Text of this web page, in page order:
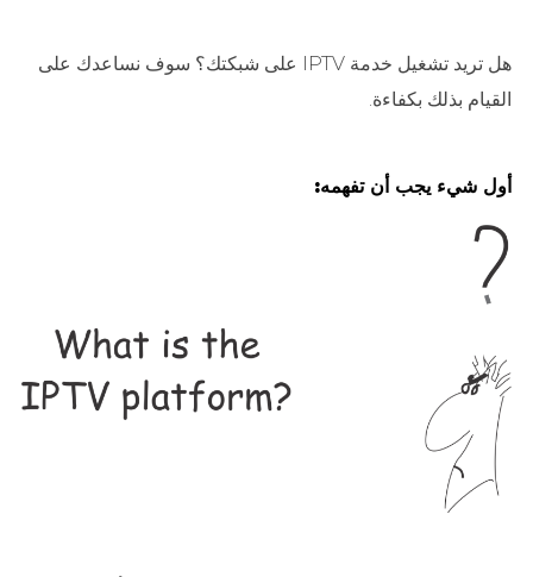
هل تريد تشغيل خدمة IPTV على شبكتك؟ سوف نساعدك على
القيام بذلك بكفاءة.
أول شيء يجب أن تفهمه: